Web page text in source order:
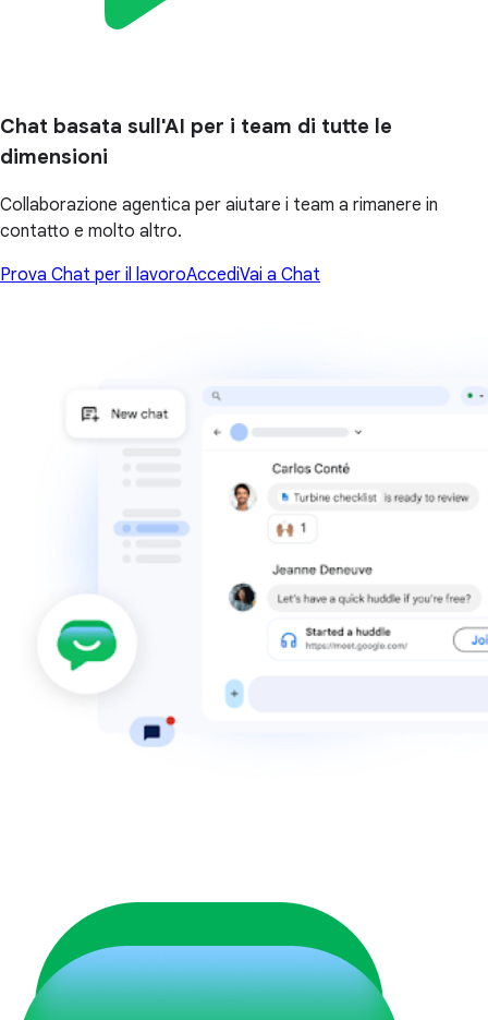
Chat basata sull'AI per i team di tutte le
dimensioni
Collaborazione agentica per aiutare i team a rimanere in
contatto e molto altro.
Prova Chat per il lavoroAccediVai a Chat